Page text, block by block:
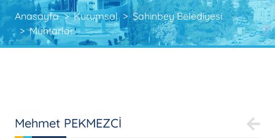
Anasayfa Kurumsal
Şahinbey Belediyesi
Muhtarlar
Mehmet PEKMEZCİ